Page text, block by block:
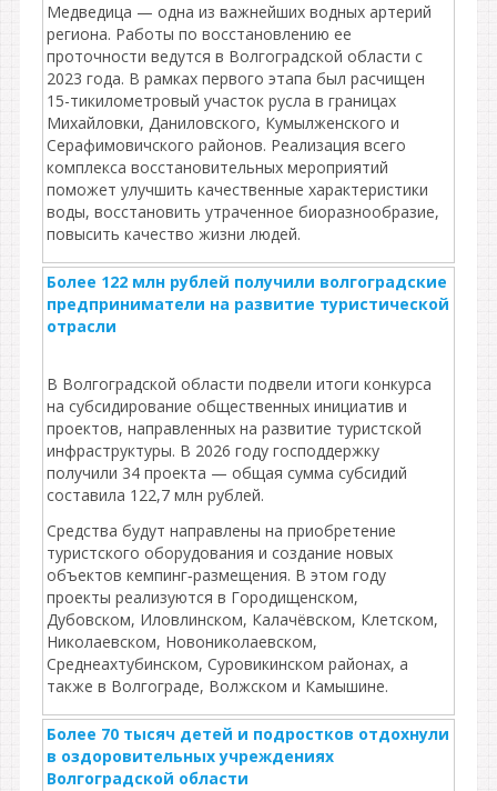
Медведица — одна из важнейших водных артерий
региона. Работы по восстановлению ее
проточности ведутся в Волгоградской области с
2023 года. В рамках первого этапа был расчищен
15-тикилометровый участок русла в границах
Михайловки, Даниловского, Кумылженского и
Серафимовичского районов. Реализация всего
комплекса восстановительных мероприятий
поможет улучшить качественные характеристики
воды, восстановить утраченное биоразнообразие,
повысить качество жизни людей.
Более 122 млн рублей получили волгоградские
предприниматели на развитие туристической
отрасли
В Волгоградской области подвели итоги конкурса
на субсидирование общественных инициатив и
проектов, направленных на развитие туристской
инфраструктуры. В 2026 году господдержку
получили 34 проекта — общая сумма субсидий
составила 122,7 млн рублей.
Средства будут направлены на приобретение
туристского оборудования и создание новых
объектов кемпинг‑размещения. В этом году
проекты реализуются в Городищенском,
Дубовском, Иловлинском, Калачёвском, Клетском,
Николаевском, Новониколаевском,
Среднеахтубинском, Суровикинском районах, а
также в Волгограде, Волжском и Камышине.
Более 70 тысяч детей и подростков отдохнули
в оздоровительных учреждениях
Волгоградской области